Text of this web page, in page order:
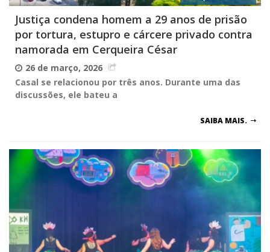
Justiça condena homem a 29 anos de prisão
por tortura, estupro e cárcere privado contra
namorada em Cerqueira César
26 de março, 2026
Casal se relacionou por três anos. Durante uma das
discussões, ele bateu a
SAIBA MAIS.